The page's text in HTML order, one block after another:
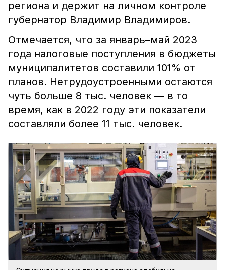
региона и держит на личном контроле
губернатор Владимир Владимиров.
Отмечается, что за январь–май 2023
года налоговые поступления в бюджеты
муниципалитетов составили 101% от
планов. Нетрудоустроенными остаются
чуть больше 8 тыс. человек — в то
время, как в 2022 году эти показатели
составляли более 11 тыс. человек.